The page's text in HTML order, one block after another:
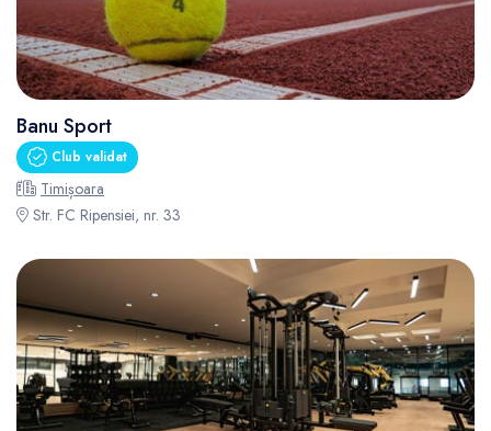
Banu Sport
Club validat
Timișoara
Str. FC Ripensiei, nr. 33